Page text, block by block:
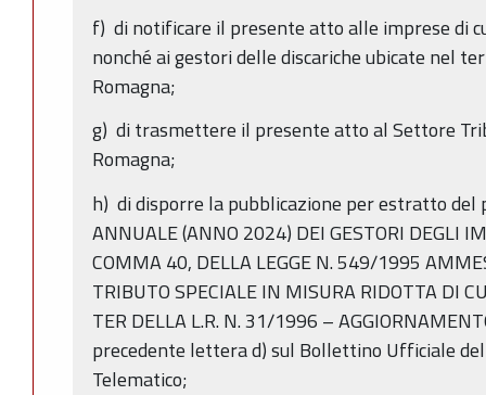
f) di notificare il presente atto alle imprese di
nonché ai gestori delle discariche ubicate nel
Romagna;
g) di trasmettere il presente atto al Settore
Romagna;
h) di disporre la pubblicazione per estratto del
ANNUALE (ANNO 2024) DEI GESTORI DEGLI
COMMA 40, DELLA LEGGE N. 549/1995
TRIBUTO SPECIALE IN MISURA RIDOTTA DI
TER DELLA L.R. N. 31/1996 –
precedente lettera d) sul Bollettino Ufficiale
Telematico;